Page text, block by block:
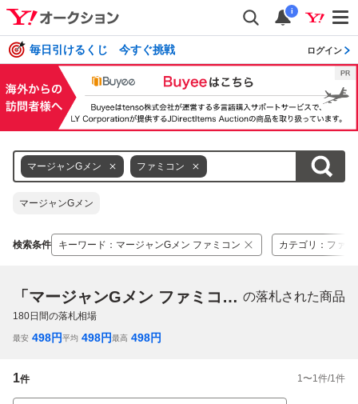
i
毎日引けるくじ 今すぐ挑戦 ログイン
マージャンGメン ファミコン
マージャンGメン
検索条件 キーワード ： マージャンGメン ファミコン カテゴリ ： ファミ
「マージャンGメン ファミコン」 の落札された商品
180日間の落札相場
最安 498円平均 498円最高 498円
1件 1 〜1 件/1 件